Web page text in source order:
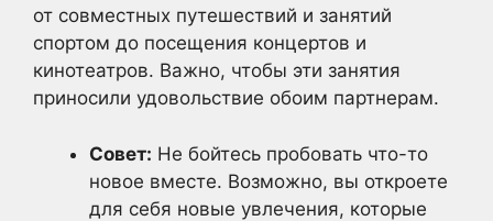
от совместных путешествий и занятий
спортом до посещения концертов и
кинотеатров. Важно, чтобы эти занятия
приносили удовольствие обоим партнерам.
Совет: Не бойтесь пробовать что-то
новое вместе. Возможно, вы откроете
для себя новые увлечения, которые